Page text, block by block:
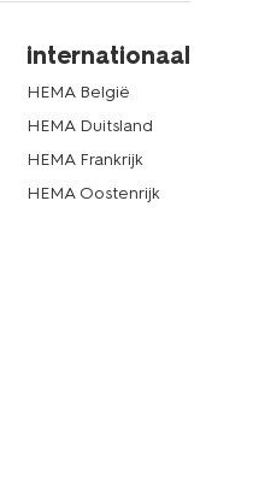
internationaal
HEMA België
HEMA Duitsland
HEMA Frankrijk
HEMA Oostenrijk